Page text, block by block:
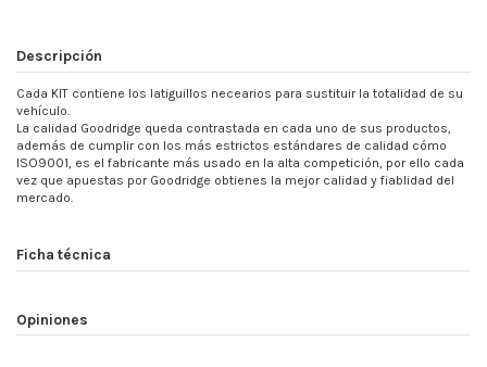
Descripción
Cada KIT contiene los latiguillos necearios para sustituir la totalidad de su
vehículo.
La calidad Goodridge queda contrastada en cada uno de sus productos,
además de cumplir con los más estrictos estándares de calidad cómo
ISO9001, es el fabricante más usado en la alta competición, por ello cada
vez que apuestas por Goodridge obtienes la mejor calidad y fiablidad del
mercado.
Ficha técnica
Opiniones